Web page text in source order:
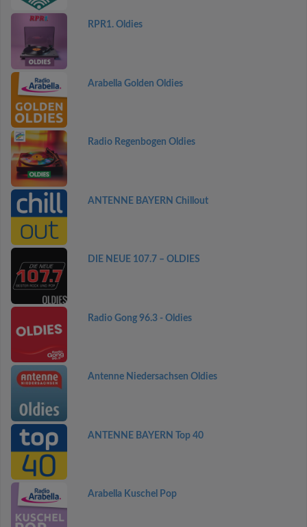
RPR1. Oldies
Arabella Golden Oldies
Radio Regenbogen Oldies
ANTENNE BAYERN Chillout
DIE NEUE 107.7 – OLDIES
Radio Gong 96.3 - Oldies
Antenne Niedersachsen Oldies
ANTENNE BAYERN Top 40
Arabella Kuschel Pop